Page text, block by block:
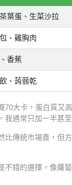
葉蛋、生菜沙拉
、雞胸肉
香蕉
、蒟蒻乾
70大卡，蛋白質又
我通常只加一半甚至
比傳統市場貴，但
不錯的選擇，像蘿